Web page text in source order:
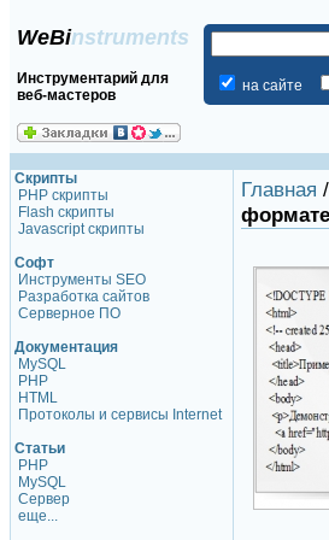
WeBinstruments
Инструментарий для
веб-мастеров
на сайте
Скрипты
PHP скрипты
Flash скрипты
Javascript скрипты
Софт
Инструменты SEO
Разработка сайтов
Серверное ПО
Документация
MySQL
PHP
HTML
Протоколы и сервисы Internet
Статьи
PHP
MySQL
Сервер
еще...
Главная /